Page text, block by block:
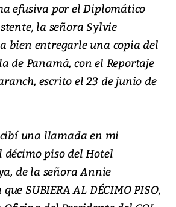
efusiva por el Diplomático
la señora Sylvie
bien entregarle una copia del
de Panamá, con el Reportaje
escrito el 23 de junio de
una llamada en mi
piso del Hotel
de la señora Annie
SUBIERA AL DÉCIMO PISO,